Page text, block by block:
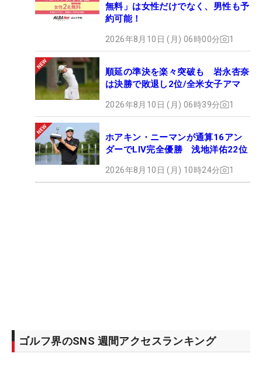
無料」は女性だけでなく、男性も予
約可能！
2026年8月10日 (月) 06時00分 1
順延の準決を楽々突破も 岩永杏奈
は決勝で敗退し2位/全米女子アマ
2026年8月10日 (月) 06時39分 1
ホアキン・ニーマンが通算16アン
ダーでLIV完全優勝 浅地洋佑22位
2026年8月10日 (月) 10時24分 1
ゴルフ界のSNS 週間アクセスランキング